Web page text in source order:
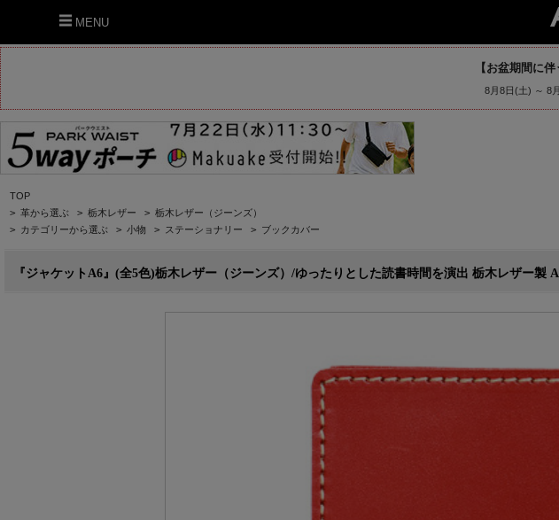
MENU
【お盆期間に
8月8日(土) ～ 8
TOP
> 革から選ぶ > 栃木レザー > 栃木レザー（ジーンズ）
> カテゴリーから選ぶ > 小物 > ステーショナリー > ブックカバー
『ジャケットA6』(全5色)栃木レザー（ジーンズ）/ゆったりとした読書時間を演出 栃木レザー